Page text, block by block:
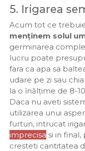
5. Irigarea
Acum tot ce
menținem solul
germinarea
lucru poate
fara ca apa sa
udare pe zi sau
la o înălțime de 8-
Daca nu aveti
utilizarea unui
furtun, intrucat
imprecisa si in final,
cresteti cantitatea